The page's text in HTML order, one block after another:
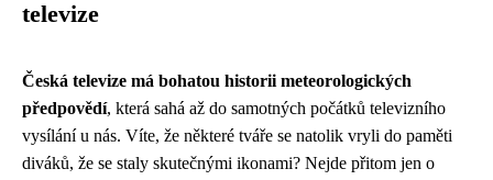
televize
Česká televize má bohatou historii meteorologických
předpovědí, která sahá až do samotných počátků televizního
vysílání u nás. Víte, že některé tváře se natolik vryli do paměti
diváků, že se staly skutečnými ikonami? Nejde přitom jen o